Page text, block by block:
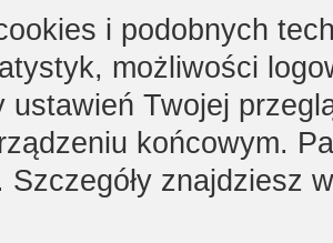
i podobnych
możliwości
ustawień Twojej
końcowym.
Szczegóły znajdziesz